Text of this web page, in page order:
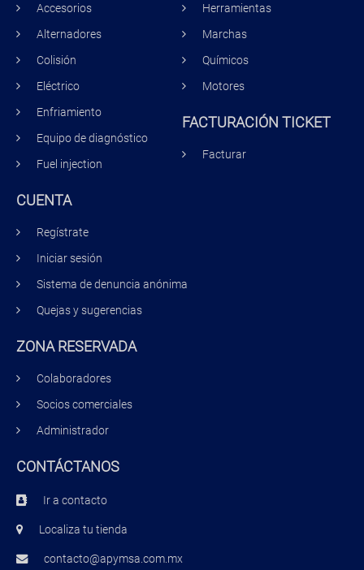
Accesorios
Alternadores
Colisión
Eléctrico
Enfriamiento
Equipo de diagnóstico
Fuel injection
Herramientas
Marchas
Químicos
Motores
FACTURACIÓN TICKET
Facturar
CUENTA
Regístrate
Iniciar sesión
Sistema de denuncia anónima
Quejas y sugerencias
ZONA RESERVADA
Colaboradores
Socios comerciales
Administrador
CONTÁCTANOS
Ir a contacto
Localiza tu tienda
contacto@apymsa.com.mx